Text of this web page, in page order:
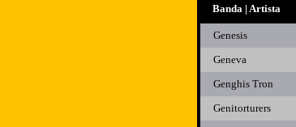
Banda | Artista
Genesis
Geneva
Genghis Tron
Genitorturers